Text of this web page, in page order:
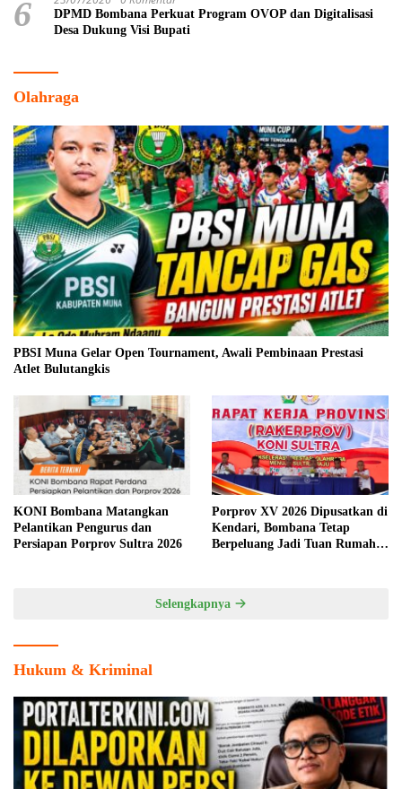
6
DPMD Bombana Perkuat Program OVOP dan Digitalisasi
Desa Dukung Visi Bupati
Olahraga
PBSI Muna Gelar Open Tournament, Awali Pembinaan Prestasi
Atlet Bulutangkis
KONI Bombana Matangkan
Pelantikan Pengurus dan
Persiapan Porprov Sultra 2026
Porprov XV 2026 Dipusatkan di
Kendari, Bombana Tetap
Berpeluang Jadi Tuan Rumah
Selengkapnya
Hukum & Kriminal